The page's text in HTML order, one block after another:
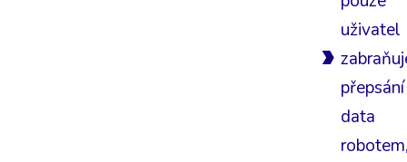
uživatel
přepsání
data